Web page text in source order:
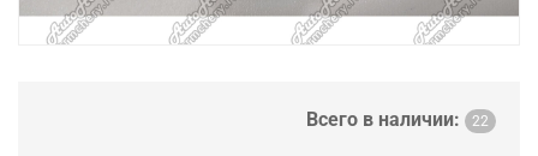
Всего в наличии: 22